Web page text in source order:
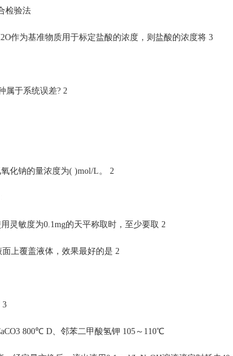
检验法
作为基准物质用于标定盐酸的浓度，则盐酸的浓度将 3
于系统误差? 2
化钠的量浓度为( )mol/L。 2
敏度为0.1mg的天平称取时，至少要取 2
上覆盖液体，效果最好的是 2
3
800℃ D、邻苯二甲酸氢钾 105～110℃